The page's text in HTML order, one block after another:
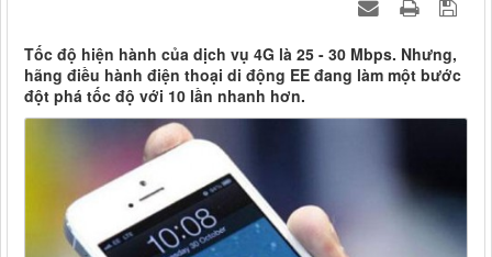
Tốc độ hiện hành của dịch vụ 4G là 25 - 30 Mbps. Nhưng,
hãng điều hành điện thoại di động EE đang làm một bước
đột phá tốc độ với 10 lần nhanh hơn.